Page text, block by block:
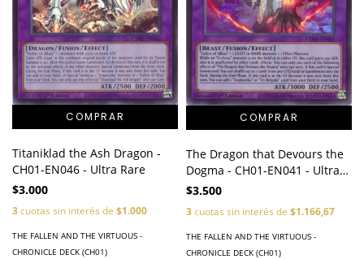
Titaniklad the Ash Dragon -
CH01-EN046 - Ultra Rare
$3.000
3cuotas sin interés de $1.000
THE FALLEN AND THE VIRTUOUS -
CHRONICLE DECK (CH01)
The Dragon that Devours the
Dogma - CH01-EN041 - Ultra
Rare
$3.500
3cuotas sin interés de $1.166,67
THE FALLEN AND THE VIRTUOUS -
CHRONICLE DECK (CH01)